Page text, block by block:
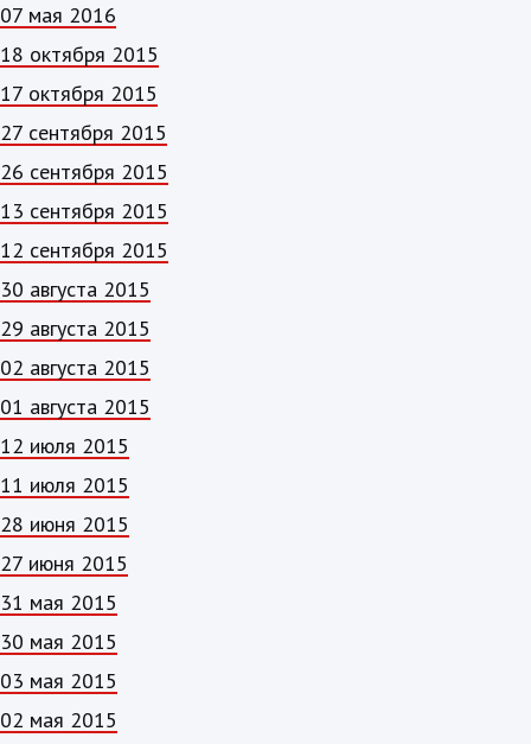
07 мая 2016
18 октября 2015
17 октября 2015
27 сентября 2015
26 сентября 2015
13 сентября 2015
12 сентября 2015
30 августа 2015
29 августа 2015
02 августа 2015
01 августа 2015
12 июля 2015
11 июля 2015
28 июня 2015
27 июня 2015
31 мая 2015
30 мая 2015
03 мая 2015
02 мая 2015